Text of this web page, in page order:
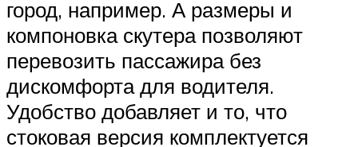
город, например. А размеры и
компоновка скутера позволяют
перевозить пассажира без
дискомфорта для водителя.
Удобство добавляет и то, что
стоковая версия комплектуется